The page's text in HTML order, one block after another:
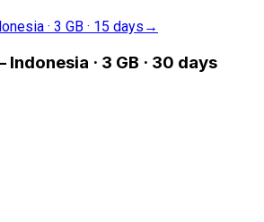
· 3 GB · 15 days →
Indonesia · 3 GB · 30 days